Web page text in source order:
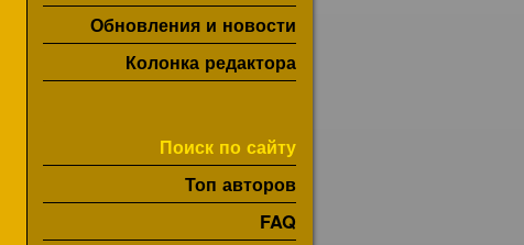
Обновления и новости
Колонка редактора
Поиск по сайту
Топ авторов
FAQ